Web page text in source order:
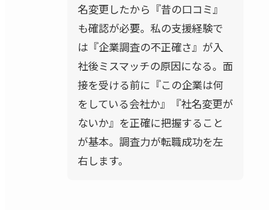
名変更したから『昔の口コミ』
も確認が必要。私の支援経験で
は『企業調査の不正確さ』が入
社後ミスマッチの原因になる。面
接を受ける前に『この企業は何
をしている会社か』『社名変更が
ないか』を正確に把握すること
が基本。調査力が転職成功を左
右します。